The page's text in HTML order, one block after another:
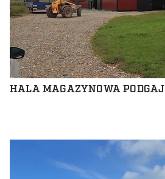
HALA MAGAZYNOWA PODGAJ